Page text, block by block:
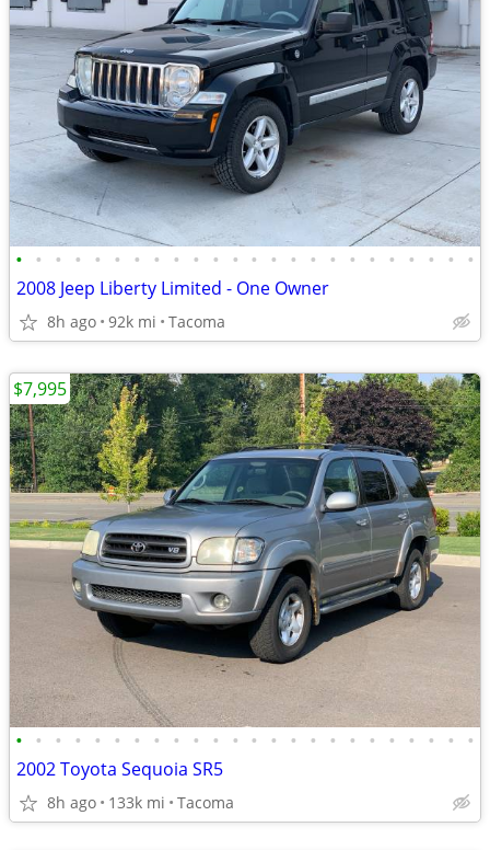
• • • • • • • • • • • • • • • • • • • • • • • •
2008 Jeep Liberty Limited - One Owner
8h ago 92k mi Tacoma
• • • • • • • • • • • • • • • • • • • • • • • •
2002 Toyota Sequoia SR5
8h ago 133k mi Tacoma
$7,995